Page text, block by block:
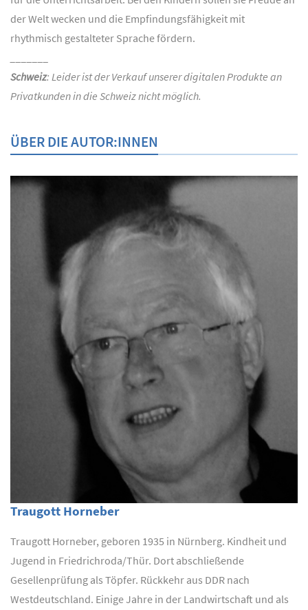
der Welt wecken und die Empfindungsfähigkeit mit
rhythmisch gestalteter Sprache fördern.
Schweiz: Leider ist der Verkauf unserer digitalen Produkte an
Privatkunden in die Schweiz nicht möglich.
ÜBER DIE AUTOR:INNEN
Traugott Horneber
Traugott Horneber, geboren 1935 in Nürnberg. Kindheit und
Jugend in Friedrichroda/Thür. Dort abschließende
Gesellenprüfung als Töpfer. Rückkehr aus DDR nach
Westdeutschland. Einige Jahre in der Landwirtschaft und als